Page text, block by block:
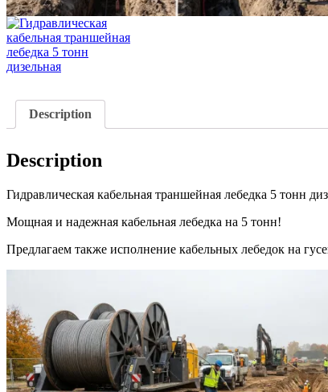
Description
Description
Гидравлическая кабельная траншейная лебедка 5 тонн
Мощная и надежная кабельная лебедка на 5 тонн!
Предлагаем также исполнение кабельных лебедок на